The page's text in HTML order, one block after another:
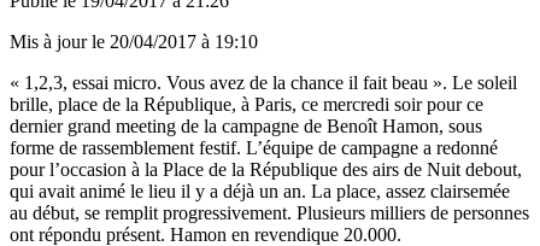
Mis à jour le 20/04/2017 à 19:10
« 1,2,3, essai micro. Vous avez de la chance il fait beau ». Le soleil
brille, place de la République, à Paris, ce mercredi soir pour ce
dernier grand meeting de la campagne de Benoît Hamon, sous
forme de rassemblement festif. L’équipe de campagne a redonné
pour l’occasion à la Place de la République des airs de Nuit debout,
qui avait animé le lieu il y a déjà un an. La place, assez clairsemée
au début, se remplit progressivement. Plusieurs milliers de personnes
ont répondu présent. Hamon en revendique 20.000.